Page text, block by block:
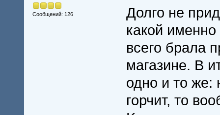
Сообщений: 126
Долго не
какой именно
всего брала
магазине. В
одно и то же:
горчит, то